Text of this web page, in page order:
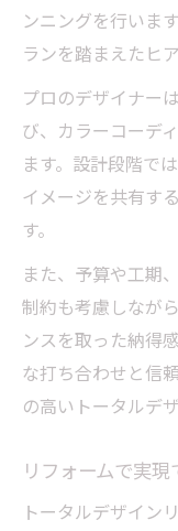
ンニングを行いま
ランを踏まえたヒ
プロのデザイナー
び、カラーコーデ
ます。設計段階で
イメージを共有す
す。
また、予算や工期
制約も考慮しなが
ンスを取った納得
な打ち合わせと信
の高いトータルデ
リフォームで実
トータルデザイン